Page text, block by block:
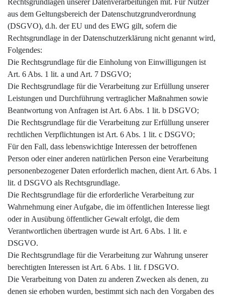
aus dem Geltungsbereich der Datenschutzgrundverordnung
(DSGVO), d.h. der EU und des EWG gilt, sofern die
Rechtsgrundlage in der Datenschutzerklärung nicht genannt wird,
Folgendes:
Die Rechtsgrundlage für die Einholung von Einwilligungen ist
Art. 6 Abs. 1 lit. a und Art. 7 DSGVO;
Die Rechtsgrundlage für die Verarbeitung zur Erfüllung unserer
Leistungen und Durchführung vertraglicher Maßnahmen sowie
Beantwortung von Anfragen ist Art. 6 Abs. 1 lit. b DSGVO;
Die Rechtsgrundlage für die Verarbeitung zur Erfüllung unserer
rechtlichen Verpflichtungen ist Art. 6 Abs. 1 lit. c DSGVO;
Für den Fall, dass lebenswichtige Interessen der betroffenen
Person oder einer anderen natürlichen Person eine Verarbeitung
personenbezogener Daten erforderlich machen, dient Art. 6 Abs. 1
lit. d DSGVO als Rechtsgrundlage.
Die Rechtsgrundlage für die erforderliche Verarbeitung zur
Wahrnehmung einer Aufgabe, die im öffentlichen Interesse liegt
oder in Ausübung öffentlicher Gewalt erfolgt, die dem
Verantwortlichen übertragen wurde ist Art. 6 Abs. 1 lit. e
DSGVO.
Die Rechtsgrundlage für die Verarbeitung zur Wahrung unserer
berechtigten Interessen ist Art. 6 Abs. 1 lit. f DSGVO.
Die Verarbeitung von Daten zu anderen Zwecken als denen, zu
denen sie erhoben wurden, bestimmt sich nach den Vorgaben des